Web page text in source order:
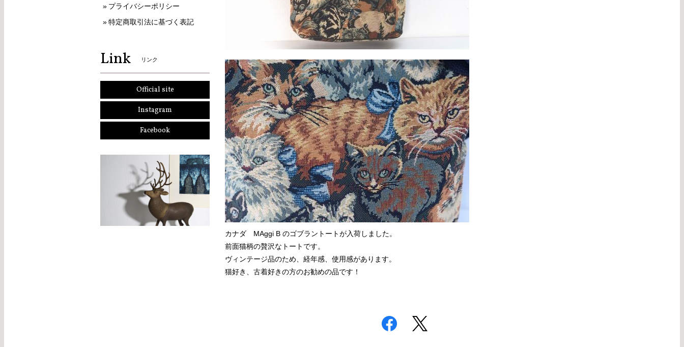
カナダ MAggi B のゴブラントートが入荷しました。
前面猫柄の贅沢なトートです。
ヴィンテージ品のため、経年感、使用感があります。
猫好き、古着好きの方のお勧めの品です！
プライバシーポリシー
特定商取引法に基づく表記
Link リンク
Official site
Instagram
Facebook